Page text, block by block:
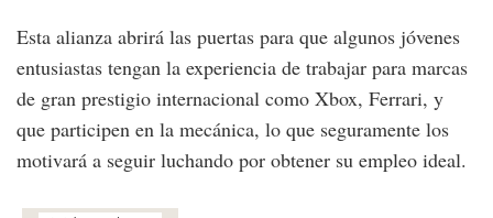
Esta alianza abrirá las puertas para que algunos jóvenes
entusiastas tengan la experiencia de trabajar para marcas
de gran prestigio internacional como Xbox, Ferrari, y
que participen en la mecánica, lo que seguramente los
motivará a seguir luchando por obtener su empleo ideal.